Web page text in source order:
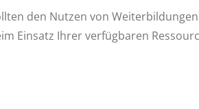
den Nutzen von
Einsatz Ihrer verfügbaren